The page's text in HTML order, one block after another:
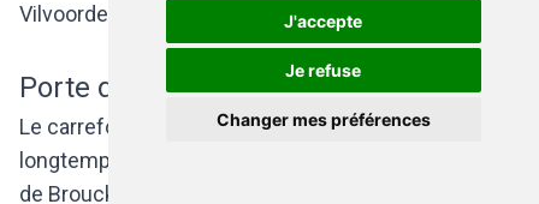
J'accepte
Je refuse
Changer mes préférences
Vilvoorde. Un patrimoine sauvé mais exilé…
Porte de Namur
Le carrefour de la Porte de Namur n'est jamais resté
longtemps vide. La fontaine en l'honneur de Charles
de Brouckère, inaugurée en 1866, fut démontée un